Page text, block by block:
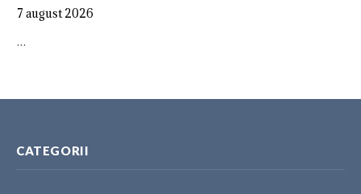
7 august 2026
…
CATEGORII